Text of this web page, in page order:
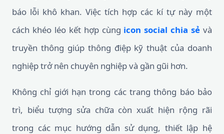
báo lỗi khô khan. Việc tích hợp các kí tự này một
cách khéo léo kết hợp cùng icon social chia sẻ và
truyền thông giúp thông điệp kỹ thuật của doanh
nghiệp trở nên chuyên nghiệp và gần gũi hơn.
Không chỉ giới hạn trong các trang thông báo bảo
trì, biểu tượng sửa chữa còn xuất hiện rộng rãi
trong các mục hướng dẫn sử dụng, thiết lập hệ